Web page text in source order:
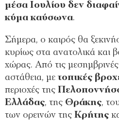
μέσα Ιουλίου δεν
κύμα καύσωνα.
Σήμερα, ο καιρός θα
κυρίως στα ανατολικά και
χώρας. Από τις
αστάθεια, μετοπικές
περιοχές της
Ελλάδας, της Θράκης,
των ορεινών της Κρήτης